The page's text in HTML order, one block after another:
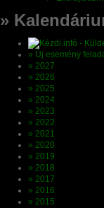
»
» Új esemény
» 2027
» 2026
» 2025
» 2024
» 2023
» 2022
» 2021
» 2020
» 2019
» 2018
» 2017
» 2016
» 2015